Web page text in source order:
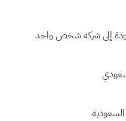
إلى شركة شخص واحد
السعودية